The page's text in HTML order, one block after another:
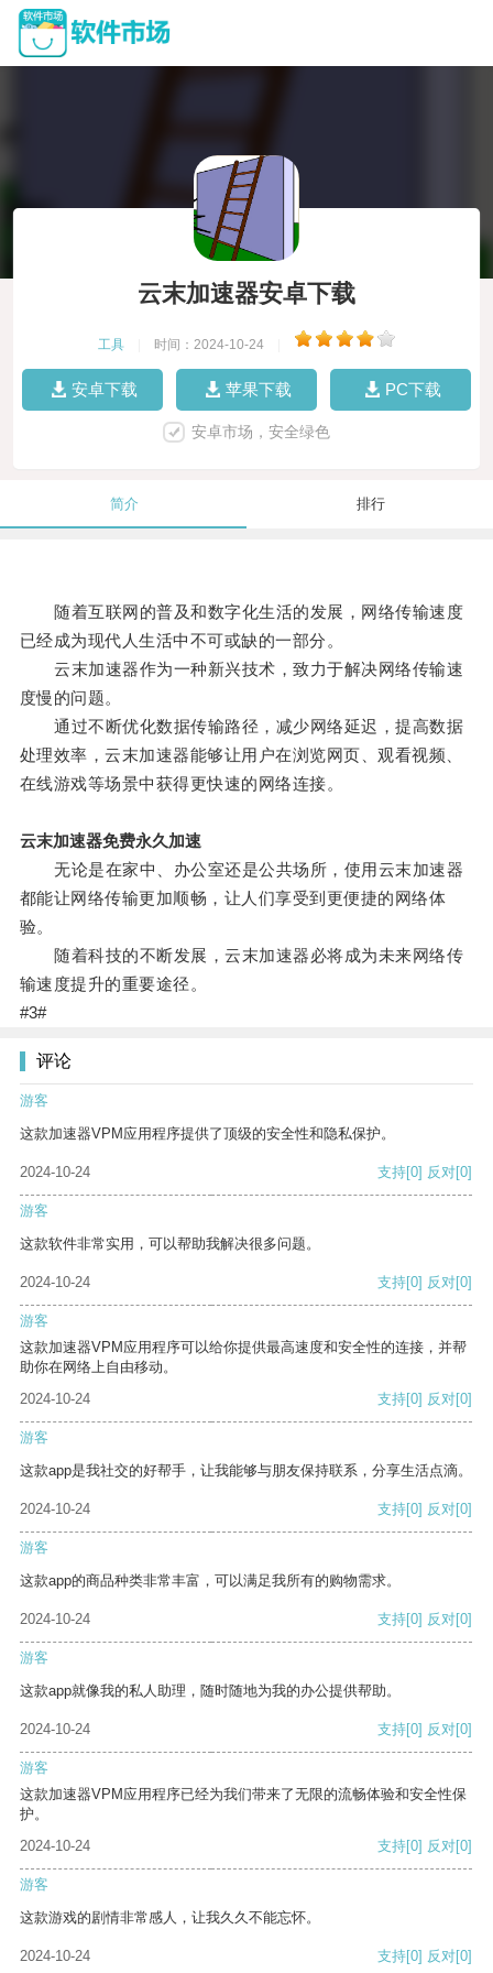
云末加速器安卓下载
工具 时间：2024-10-24
安卓下载 苹果下载 PC下载
安卓市场，安全绿色
简介 排行
随着互联网的普及和数字化生活的发展，网络传输速度
已经成为现代人生活中不可或缺的一部分。
云末加速器作为一种新兴技术，致力于解决网络传输速
度慢的问题。
通过不断优化数据传输路径，减少网络延迟，提高数据
处理效率，云末加速器能够让用户在浏览网页、观看视频、
在线游戏等场景中获得更快速的网络连接。
云末加速器免费永久加速
无论是在家中、办公室还是公共场所，使用云末加速器
都能让网络传输更加顺畅，让人们享受到更便捷的网络体
验。
随着科技的不断发展，云末加速器必将成为未来网络传
输速度提升的重要途径。
#3#
评论
游客
这款加速器VPM应用程序提供了顶级的安全性和隐私保护。
2024-10-24 支持[0] 反对[0]
游客
这款软件非常实用，可以帮助我解决很多问题。
2024-10-24 支持[0] 反对[0]
游客
这款加速器VPM应用程序可以给你提供最高速度和安全性的连接，并帮
助你在网络上自由移动。
2024-10-24
支持[0] 反对[0]
游客
这款app是我社交的好帮手，让我能够与朋友保持联系，分享生活点滴。
2024-10-24 支持[0] 反对[0]
游客
这款app的商品种类非常丰富，可以满足我所有的购物需求。
2024-10-24 支持[0] 反对[0]
游客
这款app就像我的私人助理，随时随地为我的办公提供帮助。
2024-10-24 支持[0] 反对[0]
游客
这款加速器VPM应用程序已经为我们带来了无限的流畅体验和安全性保
护。
2024-10-24
支持[0] 反对[0]
游客
这款游戏的剧情非常感人，让我久久不能忘怀。
2024-10-24 支持[0] 反对[0]